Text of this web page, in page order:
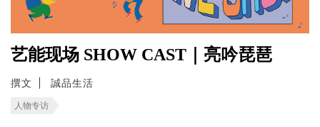
艺能现场 SHOW CAST｜亮吟琵琶
撰文 誠品生活
人物专访